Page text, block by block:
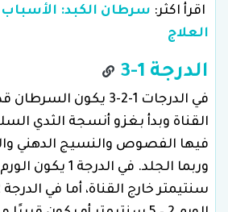
اقرأ اكثر: سرطان الكبد:
العلاج
الدرجة 1-3
في الدرجات 1-2-3 يكون
القناة وبدأ بغزو أنسجة الثدي
فيها الفصوص والنسيج الدهني